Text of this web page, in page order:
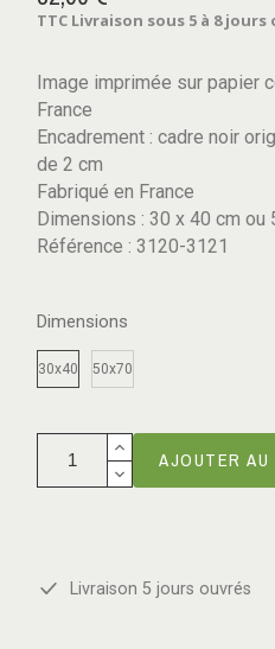
TTC Livraison sous 5 à 8 jours
Image imprimée sur papier
France
Encadrement : cadre noir
de 2 cm
Fabriqué en France
Dimensions : 30 x 40 cm ou
Référence : 3120-3121
Dimensions
30x40 50x70
AJOUTER AU
Livraison 5 jours ouvrés